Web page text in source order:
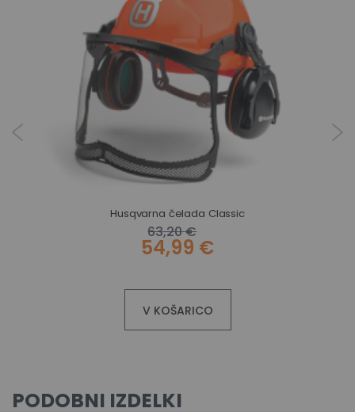
Husqvarna čelada Classic
63,20 €
54,99 €
V KOŠARICO
PODOBNI IZDELKI